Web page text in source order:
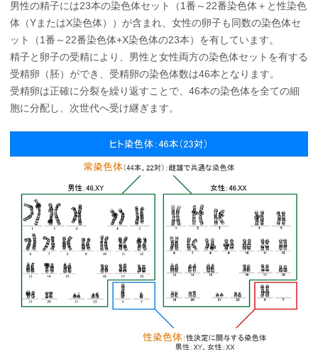
男性の精子には23本の染色体セット（1番～22番染色体＋と性染色
体（YまたはX染色体））が含まれ、女性の卵子も同数の染色体セ
ット（1番～22番染色体+X染色体の23本）を有しています。
精子と卵子の受精により、男性と女性両方の染色体セットを有する
受精卵（胚）ができ、受精卵の染色体数は46本となります。
受精卵は正確に分裂を繰り返すことで、46本の染色体を全ての細
胞に分配し、次世代へ受け継ぎます。